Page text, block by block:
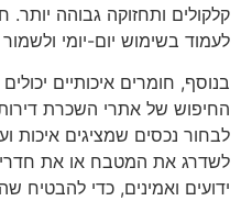
קלקולים ותחזוקה גבוהה יותר.
לעמוד בשימוש יום-יומי
בנוסף, חומרים איכותיים
החיפוש של אתרי השכרת דירות.
לבחור נכסים שמציגים איכות
לשדרג את המטבח או את
ידועים ואמינים, כדי להבטיח